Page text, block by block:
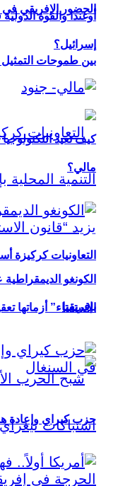
الحضور الإفريقي في
بين طموحات التمثيل
التعاونيات كركيزة
بإفريقيا
أوغندا والقوة
إسرائيل؟
كيف تعيد
مالي؟
الكونغو
الاستفتاء” أزماتها
حزب كيراي وإعادة